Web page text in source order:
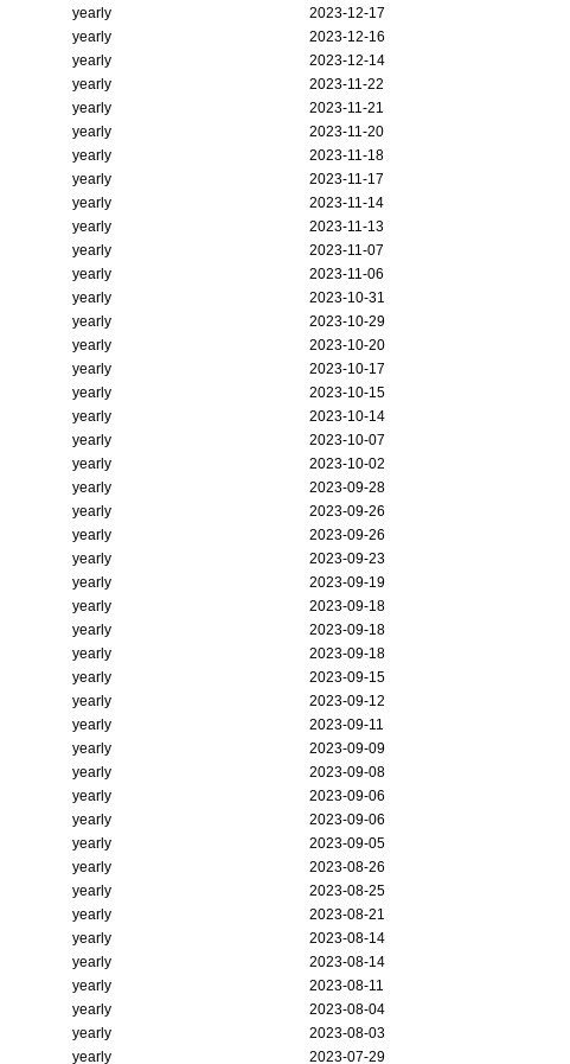
2023-12-17
yearly
2023-12-16
yearly
2023-12-14
yearly
2023-11-22
yearly
2023-11-21
yearly
2023-11-20
yearly
2023-11-18
yearly
2023-11-17
yearly
2023-11-14
yearly
2023-11-13
yearly
2023-11-07
yearly
2023-11-06
yearly
2023-10-31
yearly
2023-10-29
yearly
2023-10-20
yearly
2023-10-17
yearly
2023-10-15
yearly
2023-10-14
yearly
2023-10-07
yearly
2023-10-02
yearly
2023-09-28
yearly
2023-09-26
yearly
2023-09-26
yearly
2023-09-23
yearly
2023-09-19
yearly
2023-09-18
yearly
2023-09-18
yearly
2023-09-18
yearly
2023-09-15
yearly
2023-09-12
yearly
2023-09-11
yearly
2023-09-09
yearly
2023-09-08
yearly
2023-09-06
yearly
2023-09-06
yearly
2023-09-05
yearly
2023-08-26
yearly
2023-08-25
yearly
2023-08-21
yearly
2023-08-14
yearly
2023-08-14
yearly
2023-08-11
yearly
2023-08-04
yearly
2023-08-03
yearly
2023-07-29
yearly